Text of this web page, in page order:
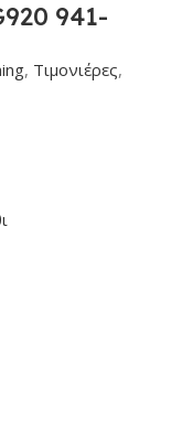
941-
, Τιμονιέρες,